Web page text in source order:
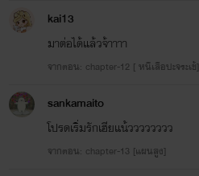
kai13
มาต่อได้แล้วจ้าาาา
จากตอน: chapter-12 [ หนีเสือปะจระเข้]
sankamaito
โปรดเริ่มรักเฮียแน้วววววววว
จากตอน: chapter-13 [แผนสูง]